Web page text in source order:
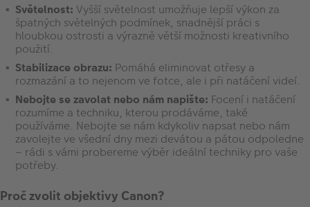
Světelnost: Vyšší světelnost umožňuje lepší výkon za
špatných světelných podmínek, snadnější práci s
hloubkou ostrosti a výrazně větší možnosti kreativního
použití.
Stabilizace obrazu: Pomáhá eliminovat otřesy a
rozmazání a to nejenom ve fotce, ale i při natáčení videí.
Nebojte se zavolat nebo nám napište: Focení i natáčení
rozumíme a techniku, kterou prodáváme, také
používáme. Nebojte se nám kdykoliv napsat nebo nám
zavolejte ve všední dny mezi devátou a pátou odpoledne
– rádi s vámi probereme výběr ideální techniky pro vaše
potřeby.
Proč zvolit objektivy Canon?